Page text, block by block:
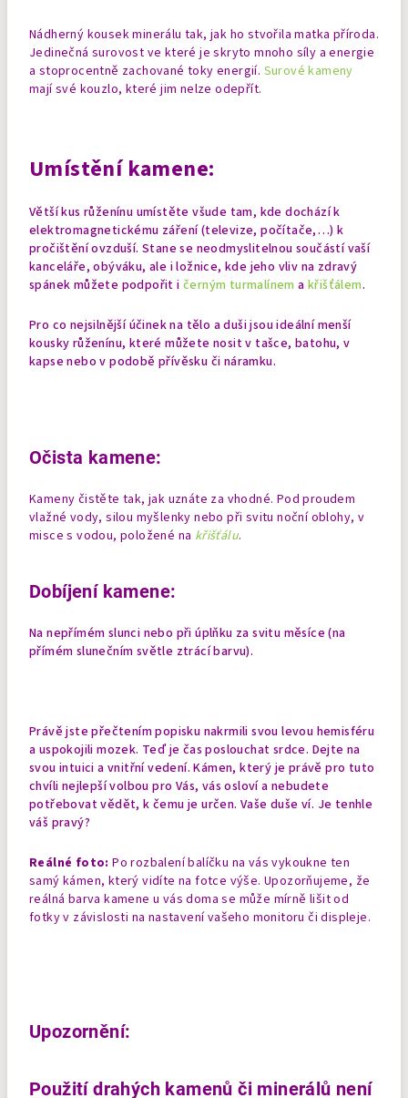
Nádherný kousek minerálu tak, jak ho stvořila matka příroda.
Jedinečná surovost ve které je skryto mnoho síly a energie
a stoprocentně zachované toky energií. Surové kameny
mají své kouzlo, které jim nelze odepřít.
Umístění kamene:
Větší kus růženínu umístěte všude tam, kde dochází k
elektromagnetickému záření (televize, počítače,…) k
pročištění ovzduší. Stane se neodmyslitelnou součástí vaší
kanceláře, obýváku, ale i ložnice, kde jeho vliv na zdravý
spánek můžete podpořit i černým turmalínem akřišťálem.
Pro co nejsilnější účinek na tělo a duši jsou ideální menší
kousky růženínu, které můžete nosit v tašce, batohu, v
kapse nebo v podobě přívěsku či náramku.
Očista kamene:
Kameny čistěte tak, jak uznáte za vhodné. Pod proudem
vlažné vody, silou myšlenky nebo při svitu noční oblohy, v
misce s vodou, položené na křišťálu.
Dobíjení kamene:
Na nepřímém slunci nebo při úplňku za svitu měsíce (na
přímém slunečním světle ztrácí barvu).
Právě jste přečtením popisku nakrmili svou levou hemisféru
a uspokojili mozek. Teď je čas poslouchat srdce. Dejte na
svou intuici a vnitřní vedení. Kámen, který je právě pro tuto
chvíli nejlepší volbou pro Vás, vás osloví a nebudete
potřebovat vědět, k čemu je určen. Vaše duše ví. Je tenhle
váš pravý?
Reálné foto: Po rozbalení balíčku na vás vykoukne ten
samý kámen, který vidíte na fotce výše. Upozorňujeme, že
reálná barva kamene u vás doma se může mírně lišit od
fotky v závislosti na nastavení vašeho monitoru či displeje.
Upozornění:
Použití drahých kamenů či minerálů není